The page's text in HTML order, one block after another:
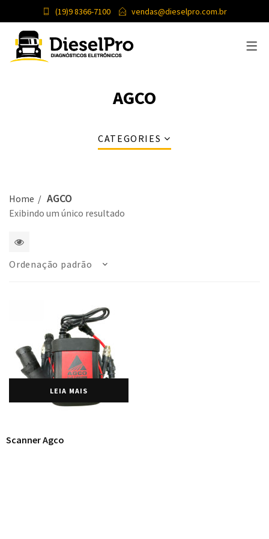
ATENDIMENTO AO CLIENTE
POLÍTICA DE PRIVACIDADE
(19)9 8366-7100 vendas@dieselpro.com.br
AGCO
CATEGORIES
Home AGCO
Exibindo um único resultado
1
6
columns
Ordenação padrão
LEIA MAIS
Scanner Agco